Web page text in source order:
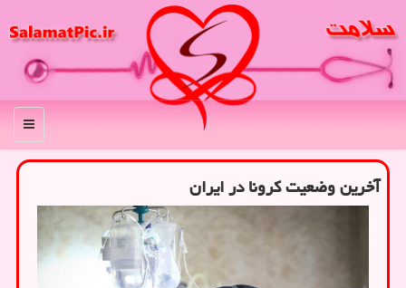
منو
آخرین وضعیت کرونا در ایران